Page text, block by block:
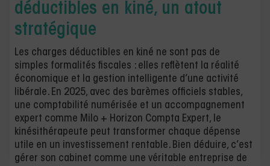
déductibles en kiné, un atout
stratégique
Les charges déductibles en kiné ne sont pas de
simples formalités fiscales : elles reflètent la réalité
économique et la gestion intelligente d’une activité
libérale. En 2025, avec des barèmes officiels stables,
une comptabilité numérisée et un accompagnement
expert comme Milo + Horizon Compta Expert, le
kinésithérapeute peut transformer chaque dépense
utile en un investissement rentable. Bien déduire, c’est
gérer son cabinet comme une véritable entreprise de